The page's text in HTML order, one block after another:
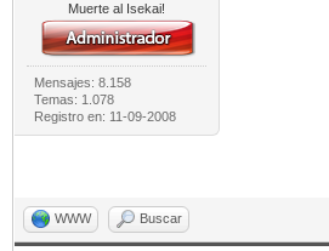
Muerte al Isekai!
Mensajes: 8.158
Temas: 1.078
Registro en: 11-09-2008
WWW Buscar